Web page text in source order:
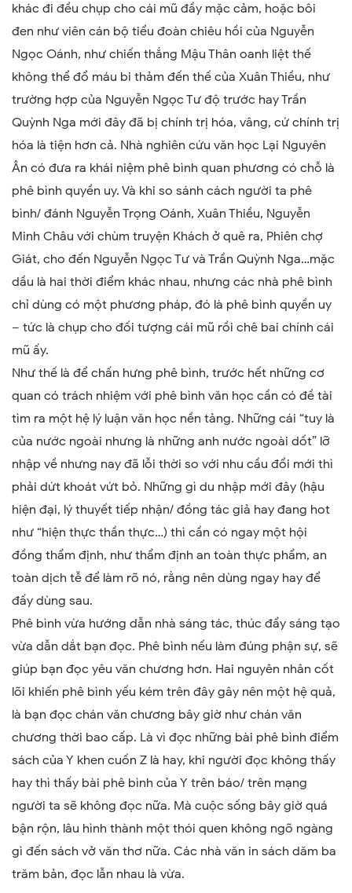
khác đi đều chụp cho cái mũ đầy mặc cảm, hoặc bôi
đen như viên cán bộ tiểu đoàn chiêu hồi của Nguyễn
Ngọc Oánh, như chiến thắng Mậu Thân oanh liệt thế
không thể đổ máu bi thảm đến thế của Xuân Thiều, như
trường hợp của Nguyễn Ngọc Tư độ trước hay Trần
Quỳnh Nga mới đây đã bị chính trị hóa, vâng, cứ chính trị
hóa là tiện hơn cả. Nhà nghiên cứu văn học Lại Nguyên
Ân có đưa ra khái niệm phê bình quan phương có chỗ là
phê bình quyền uy. Và khi so sánh cách người ta phê
bình/ đánh Nguyễn Trọng Oánh, Xuân Thiều, Nguyễn
Minh Châu với chùm truyện Khách ở quê ra, Phiên chợ
Giát, cho đến Nguyễn Ngọc Tư và Trần Quỳnh Nga…mặc
dầu là hai thời điểm khác nhau, nhưng các nhà phê bình
chỉ dùng có một phương pháp, đó là phê bình quyền uy
– tức là chụp cho đối tượng cái mũ rồi chê bai chính cái
mũ ấy.
Như thế là để chấn hưng phê bình, trước hết những cơ
quan có trách nhiệm với phê bình văn học cần có đề tài
tìm ra một hệ lý luận văn học nền tảng. Những cái “tuy là
của nước ngoài nhưng là những anh nước ngoài dốt” lỡ
nhập về nhưng nay đã lỗi thời so với nhu cầu đổi mới thì
phải dứt khoát vứt bỏ. Những gì du nhập mới đây (hậu
hiện đại, lý thuyết tiếp nhận/ đồng tác giả hay đang hot
như “hiện thực thần thực…) thì cần có ngay một hội
đồng thẩm định, như thẩm định an toàn thực phẩm, an
toàn dịch tễ để làm rõ nó, rằng nên dùng ngay hay để
đấy dùng sau.
Phê bình vừa hướng dẫn nhà sáng tác, thúc đẩy sáng tạo
vừa dẫn dắt bạn đọc. Phê bình nếu làm đúng phận sự, sẽ
giúp bạn đọc yêu văn chương hơn. Hai nguyên nhân cốt
lõi khiến phê bình yếu kém trên đây gây nên một hệ quả,
là bạn đọc chán văn chương bây giờ như chán văn
chương thời bao cấp. Là vì đọc những bài phê bình điểm
sách của Y khen cuốn Z là hay, khi người đọc không thấy
hay thì thấy bài phê bình của Y trên báo/ trên mạng
người ta sẽ không đọc nữa. Mà cuộc sống bây giờ quá
bận rộn, lâu hình thành một thói quen không ngõ ngàng
gì đến sách vở văn thơ nữa. Các nhà văn in sách dăm ba
trăm bản, đọc lẫn nhau là vừa.